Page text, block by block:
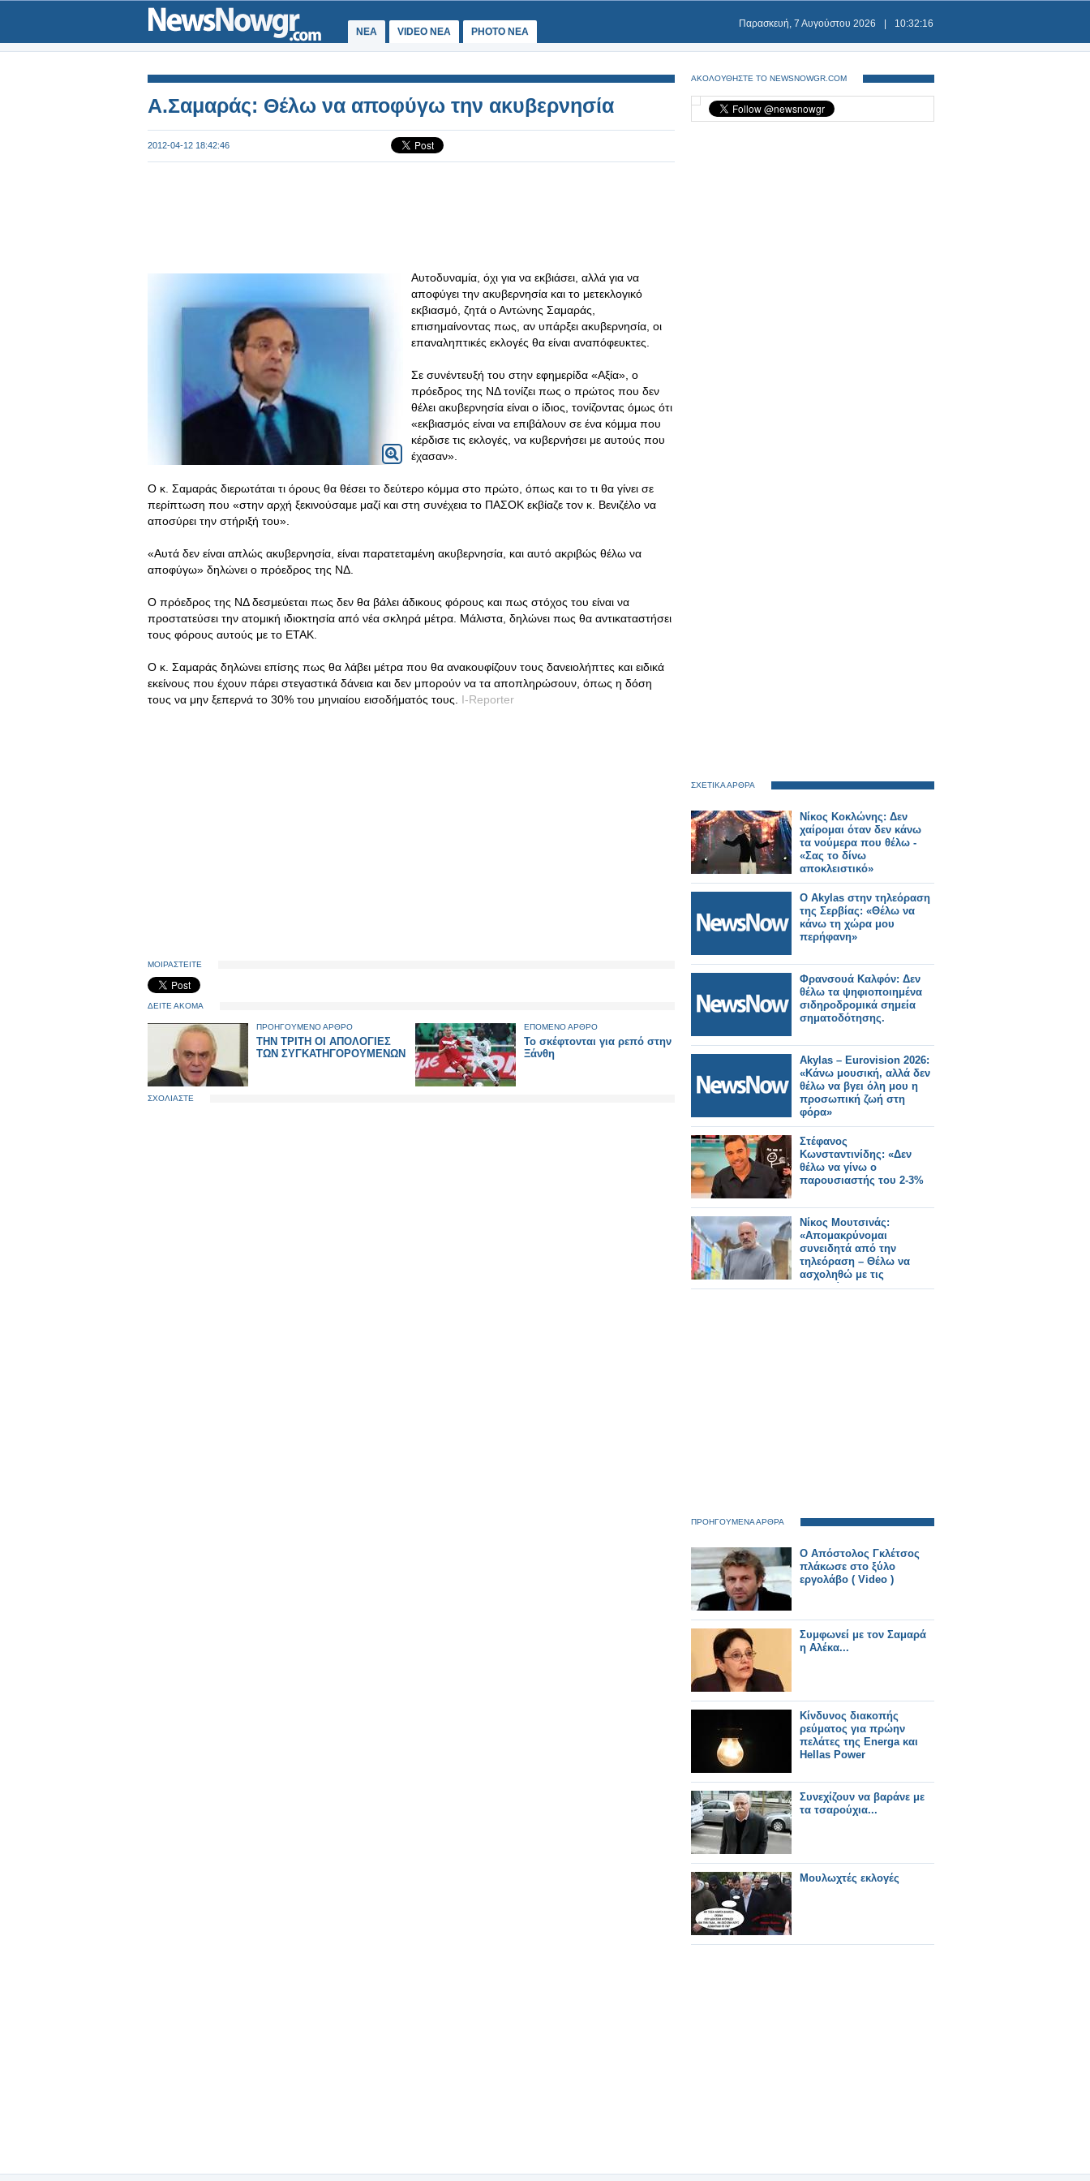
ΝΕΑ VIDEO NEA PHOTO NEA
Παρασκευή, 7 Αυγούστου 2026 10:32:16
Α.Σαμαράς: Θέλω να αποφύγω την ακυβερνησία
2012-04-12 18:42:46
Αυτοδυναμία, όχι για να εκβιάσει, αλλά για να
αποφύγει την ακυβερνησία και το μετεκλογικό
εκβιασμό, ζητά ο Αντώνης Σαμαράς,
επισημαίνοντας πως, αν υπάρξει ακυβερνησία, οι
επαναληπτικές εκλογές θα είναι αναπόφευκτες.
Σε συνέντευξή του στην εφημερίδα «Αξία», ο
πρόεδρος της ΝΔ τονίζει πως ο πρώτος που δεν
θέλει ακυβερνησία είναι ο ίδιος, τονίζοντας όμως ότι
«εκβιασμός είναι να επιβάλουν σε ένα κόμμα που
κέρδισε τις εκλογές, να κυβερνήσει με αυτούς που
έχασαν».
Ο κ. Σαμαράς διερωτάται τι όρους θα θέσει το δεύτερο κόμμα στο πρώτο, όπως και το τι θα γίνει σε
περίπτωση που «στην αρχή ξεκινούσαμε μαζί και στη συνέχεια το ΠΑΣΟΚ εκβίαζε τον κ. Βενιζέλο να
αποσύρει την στήριξή του».
«Αυτά δεν είναι απλώς ακυβερνησία, είναι παρατεταμένη ακυβερνησία, και αυτό ακριβώς θέλω να
αποφύγω» δηλώνει ο πρόεδρος της ΝΔ.
Ο πρόεδρος της ΝΔ δεσμεύεται πως δεν θα βάλει άδικους φόρους και πως στόχος του είναι να
προστατεύσει την ατομική ιδιοκτησία από νέα σκληρά μέτρα. Μάλιστα, δηλώνει πως θα αντικαταστήσει
τους φόρους αυτούς με το ΕΤΑΚ.
Ο κ. Σαμαράς δηλώνει επίσης πως θα λάβει μέτρα που θα ανακουφίζουν τους δανειολήπτες και ειδικά
εκείνους που έχουν πάρει στεγαστικά δάνεια και δεν μπορούν να τα αποπληρώσουν, όπως η δόση
τους να μην ξεπερνά το 30% του μηνιαίου εισοδήματός τους. I-Reporter
ΜΟΙΡΑΣΤΕΙΤΕ
ΔΕΙΤΕ ΑΚΟΜΑ
ΠΡΟΗΓΟΥΜΕΝΟ ΑΡΘΡΟ
ΤΗΝ ΤΡΙΤΗ ΟΙ ΑΠΟΛΟΓΙΕΣ
ΤΩΝ ΣΥΓΚΑΤΗΓΟΡΟΥΜΕΝΩΝ
ΕΠΟΜΕΝΟ ΑΡΘΡΟ
Το σκέφτονται για ρεπό στην
Ξάνθη
ΣΧΟΛΙΑΣΤΕ
ΑΚΟΛΟΥΘΗΣΤΕ ΤΟ NEWSNOWGR.COM
ΣΧΕΤΙΚΑ ΑΡΘΡΑ
Νίκος Κοκλώνης: Δεν
χαίρομαι όταν δεν κάνω
τα νούμερα που θέλω -
«Σας το δίνω
αποκλειστικό»
Ο Akylas στην τηλεόραση
της Σερβίας: «Θέλω να
κάνω τη χώρα μου
περήφανη»
Φρανσουά Καλφόν: Δεν
θέλω τα ψηφιοποιημένα
σιδηροδρομικά σημεία
σηματοδότησης.
Akylas – Eurovision 2026:
«Κάνω μουσική, αλλά δεν
θέλω να βγει όλη μου η
προσωπική ζωή στη
φόρα»
Στέφανος
Κωνσταντινίδης: «Δεν
θέλω να γίνω ο
παρουσιαστής του 2-3%
Νίκος Μουτσινάς:
«Απομακρύνομαι
συνειδητά από την
τηλεόραση – Θέλω να
ασχοληθώ με τις
θεραπείες»
ΠΡΟΗΓΟΥΜΕΝΑ ΑΡΘΡΑ
Ο Απόστολος Γκλέτσος
πλάκωσε στο ξύλο
εργολάβο ( Video )
Συμφωνεί με τον Σαμαρά
η Αλέκα...
Κίνδυνος διακοπής
ρεύματος για πρώην
πελάτες της Energa και
Hellas Power
Συνεχίζουν να βαράνε με
τα τσαρούχια...
Μουλωχτές εκλογές